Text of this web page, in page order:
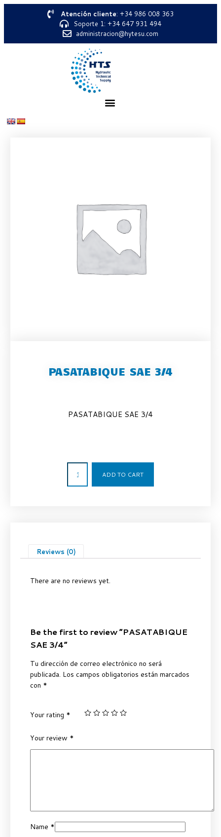
Atención cliente: +34 986 008 363
Soporte 1: +34 647 931 494
administracion@hytesu.com
PASATABIQUE SAE 3/4
PASATABIQUE SAE 3/4
ADD TO CART
Reviews (0)
There are no reviews yet.
Be the first to review “PASATABIQUE
SAE 3/4”
Tu dirección de correo electrónico no será
publicada. Los campos obligatorios están marcados
con *
Your rating *
Your review *
Name *